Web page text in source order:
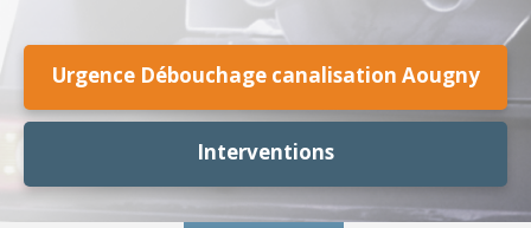
Urgence Débouchage canalisation Aougny
Interventions